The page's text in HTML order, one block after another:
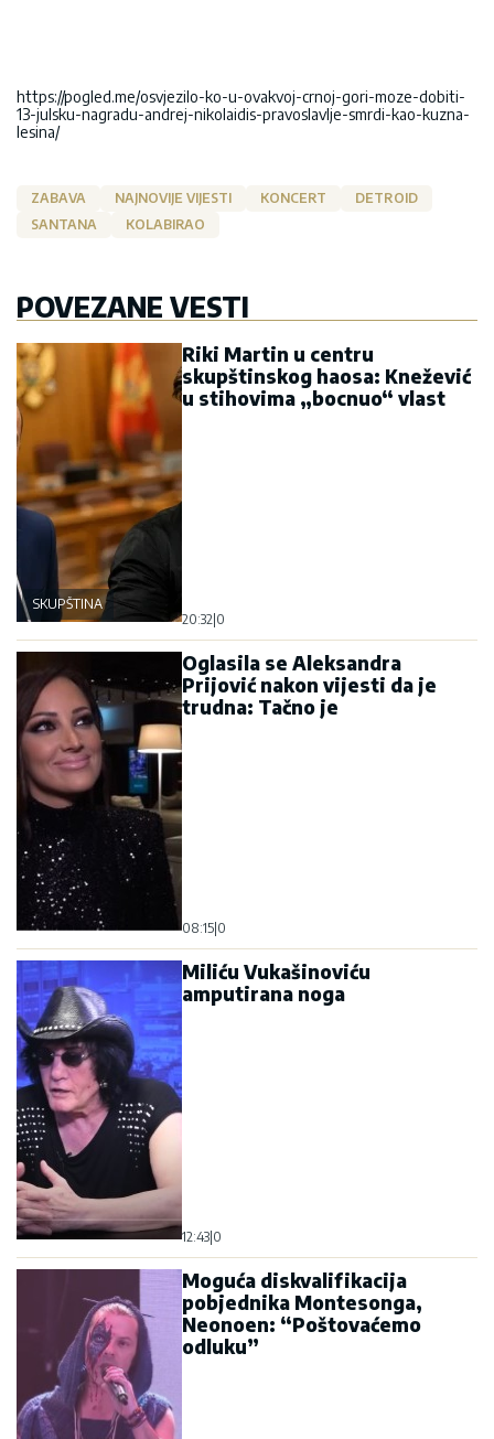
https://pogled.me/osvjezilo-ko-u-ovakvoj-crnoj-gori-moze-dobiti-
13-julsku-nagradu-andrej-nikolaidis-pravoslavlje-smrdi-kao-kuzna-
lesina/
ZABAVA NAJNOVIJE VIJESTI KONCERT
DETROID
SANTANA
KOLABIRAO
POVEZANE VESTI
SKUPŠTINA
Riki Martin u centru
skupštinskog haosa: Knežević
u stihovima „bocnuo“ vlast
20:32|0
Oglasila se Aleksandra
Prijović nakon vijesti da je
trudna: Tačno je
08:15|0
Miliću Vukašinoviću
amputirana noga
12:43|0
Moguća diskvalifikacija
pobjednika Montesonga,
Neonoen: “Poštovaćemo
odluku”